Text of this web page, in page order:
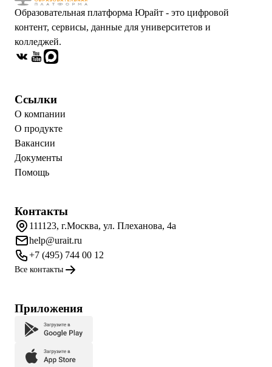
Образовательная платформа Юрайт - это цифровой
контент, сервисы, данные для университетов и
колледжей.
Ссылки
О компании
О продукте
Вакансии
Документы
Помощь
Контакты
111123, г.Москва, ул. Плеханова, 4а
help@urait.ru
+7 (495) 744 00 12
Все контакты
Приложения